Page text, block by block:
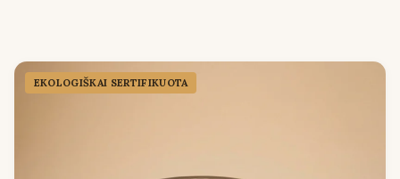
EKOLOGIŠKAI SERTIFIKUOTA